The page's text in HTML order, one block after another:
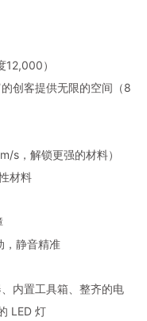
）
创客提供无限的空间（8
s，解锁更强的材料）
材料
，静音精准
内置工具箱、整齐的电
LED 灯